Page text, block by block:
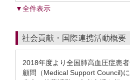
▼全件表示
社会貢献・国際連携活動概要
2018年度より全国肺高血圧症患
顧問（Medical Support Council)